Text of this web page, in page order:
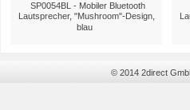
SP0054BL - Mobiler Bluetooth
Lautsprecher, "Mushroom"-Design,
blau
© 2014 2direct